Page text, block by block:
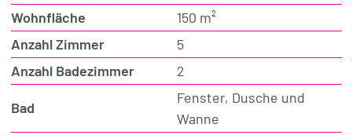
Wohnfläche
150 m²
Anzahl Zimmer
5
Anzahl Badezimmer
2
Bad
Fenster, Dusche und
Wanne